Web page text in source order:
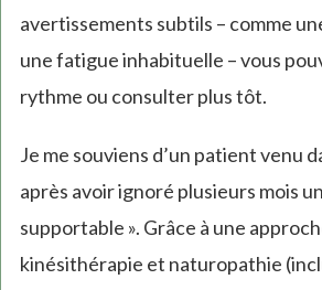
avertissements subtils – comme
une fatigue inhabituelle – vous
rythme ou consulter plus tôt.
Je me souviens d’un patient venu
après avoir ignoré plusieurs mois
supportable ». Grâce à une
kinésithérapie et naturopathie